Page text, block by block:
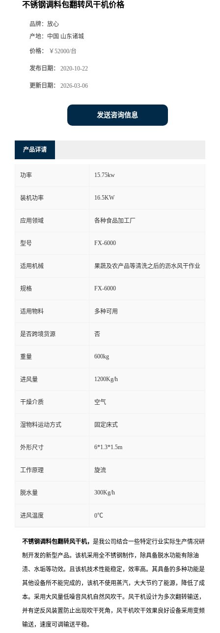
不锈钢调料包翻转风干机价格
品牌： 放心
产地： 中国 山东诸城
价格： ￥52000/台
发布日期： 2020-10-22
更新日期： 2026-03-06
发送咨询信息
产品详请
功率 15.75kw
装机功率 16.5KW
应用领域 各种食品加工厂
型号 FX-6000
适用机械 果蔬及农产品等清洗之后的沥水风干作业
规格 FX-6000
适用物料 多种可用
是否跨境货源 否
重量 600kg
进风量 1200Kg/h
干燥介质 空气
湿物料运动方式 固定床式
外形尺寸 6*1.3*1.5m
工作原理 旋流
脱水量 300Kg/h
进风温度 0℃
不锈钢调料包翻转风干机， 是我公司结合一些特定行业实际生产情况研
制开发的新型产品。该机采用全不锈钢制作，除具备脱水功能有除油
渍、水垢等功效。且该机技术性能稳定，效率高。其具备的多种功能是
其他设备所不能完成的，该机不使用蒸汽，大大节约了能源，降低了成
本。采用大风量低噪音风机自然风吹干。风干机设计为多次翻转输送，
并有逆反风装置防止出现吹干死角，风干机吹干效果良好设备采用变频
输送，速度可调输送平稳。